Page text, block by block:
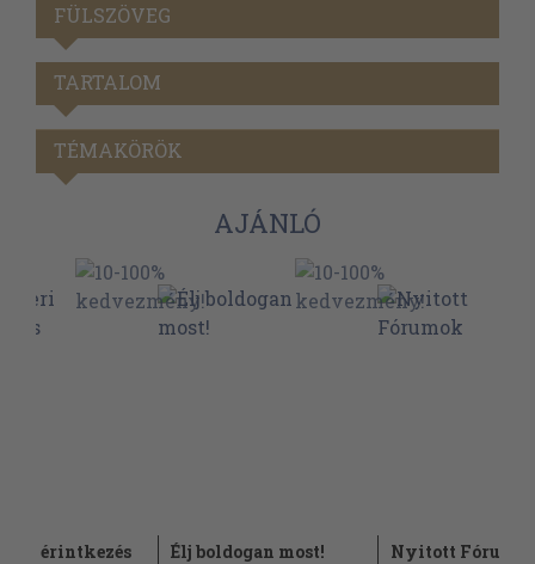
FÜLSZÖVEG
TARTALOM
TÉMAKÖRÖK
AJÁNLÓ
érintkezés Élj boldogan most! Nyitott